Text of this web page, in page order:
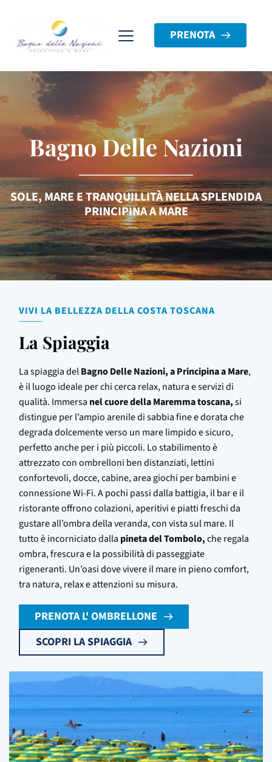
PRENOTA
Bagno Delle Nazioni
SOLE, MARE E TRANQUILLITÀ NELLA SPLENDIDA
PRINCIPINA A MARE
VIVI LA BELLEZZA DELLA COSTA TOSCANA
La Spiaggia
La spiaggia delBagno Delle Nazioni, a Principina a Mare,
è il luogo ideale per chi cerca relax, natura e servizi di
qualità. Immersa nel cuore della Maremma toscana,si
distingue per l’ampio arenile di sabbia fine e dorata che
degrada dolcemente verso un mare limpido e sicuro,
perfetto anche per i più piccoli. Lo stabilimento è
attrezzato con ombrelloni ben distanziati, lettini
confortevoli, docce, cabine, area giochi per bambini e
connessione Wi-Fi. A pochi passi dalla battigia, il bar e il
ristorante offrono colazioni, aperitivi e piatti freschi da
gustare all’ombra della veranda, con vista sul mare. Il
tutto è incorniciato dalla pineta del Tombolo,che regala
ombra, frescura e la possibilità di passeggiate
rigeneranti. Un’oasi dove vivere il mare in pieno comfort,
tra natura, relax e attenzioni su misura.
PRENOTA L' OMBRELLONE
SCOPRI LA SPIAGGIA